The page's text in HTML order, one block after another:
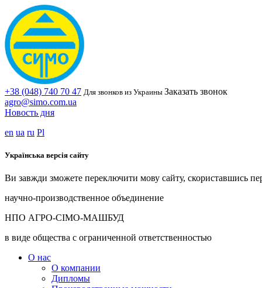
+38 (048) 740 70 47 Для звонков из Украины Заказать звонок
agro@simo.com.ua
Новость дня
en ua ru Pl
Українська версія сайту
Ви завжди зможете переключити мову сайту, скориставшись
научно-производственное объединение
НПО АГРО-СІМО-МАШБУД
в виде общества с ограниченной ответственностью
О нас
О компании
Дипломы